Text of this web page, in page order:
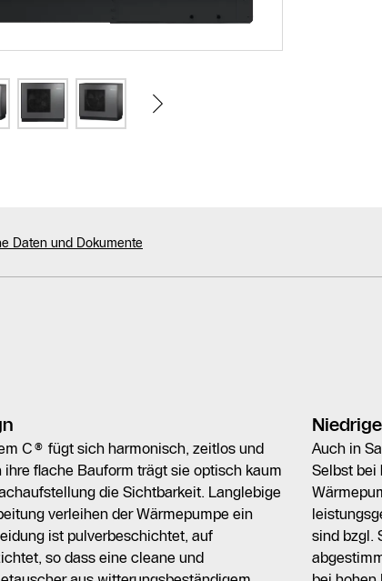
Daten und Dokumente
C® fügt sich harmonisch, zeitlos und
flache Bauform trägt sie optisch kaum
die Sichtbarkeit. Langlebige
verleihen der Wärmepumpe ein
ist pulverbeschichtet, auf
so dass eine cleane und
Auch in
Selbst bei
sind bzgl.